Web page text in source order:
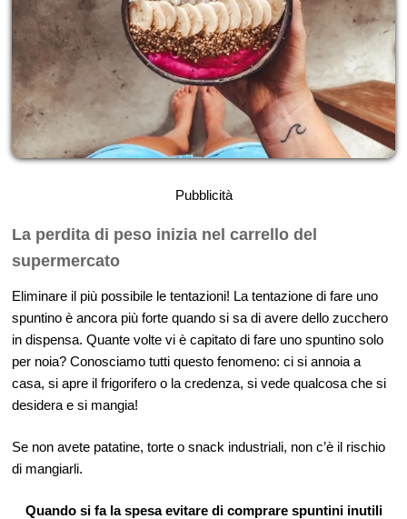
Pubblicità
La perdita di peso inizia nel carrello del
supermercato
Eliminare il più possibile le tentazioni! La tentazione di fare uno
spuntino è ancora più forte quando si sa di avere dello zucchero
in dispensa. Quante volte vi è capitato di fare uno spuntino solo
per noia? Conosciamo tutti questo fenomeno: ci si annoia a
casa, si apre il frigorifero o la credenza, si vede qualcosa che si
desidera e si mangia!
Se non avete patatine, torte o snack industriali, non c’è il rischio
di mangiarli.
Quando si fa la spesa evitare di comprare spuntini inutili